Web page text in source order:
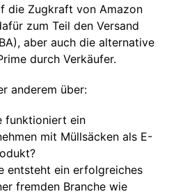
die Zugkraft von Amazon
zum Teil den Versand
aber auch die alternative
durch Verkäufer.
anderem über:
funktioniert ein
mit Müllsäcken als E-
entsteht ein erfolgreiches
fremden Branche wie